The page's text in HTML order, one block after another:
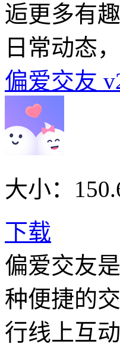
逅更多有
日常动态
偏爱交友
大小：
下载
偏爱交友
种便捷的
行线上互